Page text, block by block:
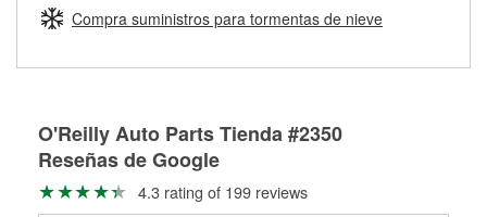
Más información sobre el Programa de Préstamo de
medirán tus tambores o discos para determinar si pueden
ser rectificados con seguridad. Si tus tambores o discos no
partes de reemplazo correctas para tu reparación.
Compra suministros para tormentas de nieve
O'Reilly Auto Parts Tienda #2350
Reseñas de Google
4.3 rating of 199 reviews